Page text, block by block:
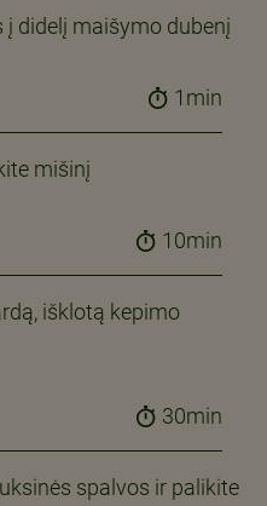
į didelį maišymo dubenį
1min
mišinį
10min
išklotą kepimo
30min
spalvos ir palikite